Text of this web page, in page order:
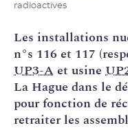
radioactives
Les installations
n°s 116 et 117
UP3-Aet usine
La Hague dans le
pour fonction de
retraiter les